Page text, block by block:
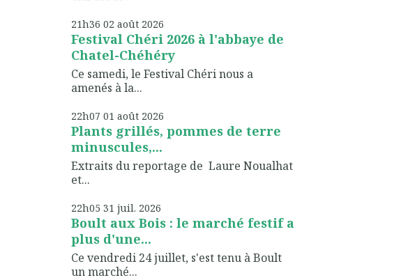
21h36 02 août 2026
Festival Chéri 2026 à l'abbaye de
Chatel-Chéhéry
Ce samedi, le Festival Chéri nous a
amenés à la...
22h07 01 août 2026
Plants grillés, pommes de terre
minuscules,...
Extraits du reportage de Laure Noualhat
et...
22h05 31 juil. 2026
Boult aux Bois : le marché festif a
plus d'une...
Ce vendredi 24 juillet, s'est tenu à Boult
un marché...